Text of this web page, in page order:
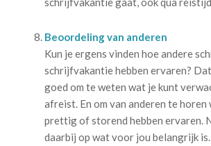
Beoordeling van anderen
Kun je ergens vinden hoe andere
schrijfvakantie hebben ervaren?
goed om te weten wat je kunt
afreist. En om van anderen te horen
prettig of storend hebben ervaren.
daarbij op wat voor jou belangrijk